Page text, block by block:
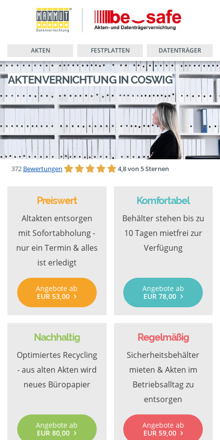
AKTEN FESTPLATTEN DATENTRÄGER
AKTENVERNICHTUNG IN COSWIG
372 Bewertungen 4,8 von 5 Sternen
Preiswert
Altakten entsorgen
mit Sofortabholung -
nur ein Termin & alles
ist erledigt
Angebote ab
EUR 53,00
Komfortabel
Behälter stehen bis zu
10 Tagen mietfrei zur
Verfügung
Angebote ab
EUR 78,00
Nachhaltig
Optimiertes Recycling
- aus alten Akten wird
neues Büropapier
Angebote ab
EUR 80,00
Regelmäßig
Sicherheitsbehälter
mieten & Akten im
Betriebsalltag zu
entsorgen
Angebote ab
EUR 59,00